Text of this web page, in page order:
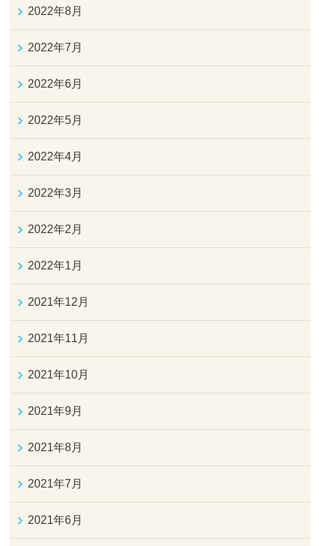
2022年8月
2022年7月
2022年6月
2022年5月
2022年4月
2022年3月
2022年2月
2022年1月
2021年12月
2021年11月
2021年10月
2021年9月
2021年8月
2021年7月
2021年6月